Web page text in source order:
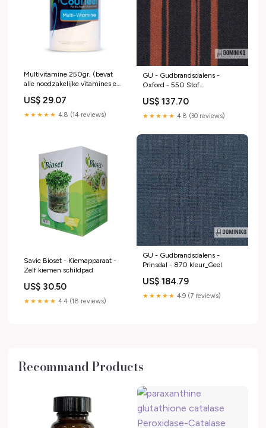
Multivitamine 250gr, (bevat
alle noodzakelijke vitamines en
kooi op voet
US$ 29.07
★★★★★ 4.8 (14 reviews)
GU - Gudbrandsdalens -
Oxford - 550 Stof
US$ 137.70
★★★★★ 4.8 (30 reviews)
Savic Bioset - Kiemapparaat -
Zelf kiemen schildpad
US$ 30.50
★★★★★ 4.4 (18 reviews)
GU - Gudbrandsdalens -
Prinsdal - 870 kleur_Geel
US$ 184.79
★★★★★ 4.9 (7 reviews)
Recommand Products